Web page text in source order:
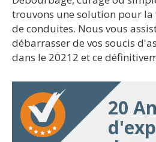
trouvons une solution pour la
de conduites. Nous vous
débarrasser de vos soucis
dans le 20212 et ce
20